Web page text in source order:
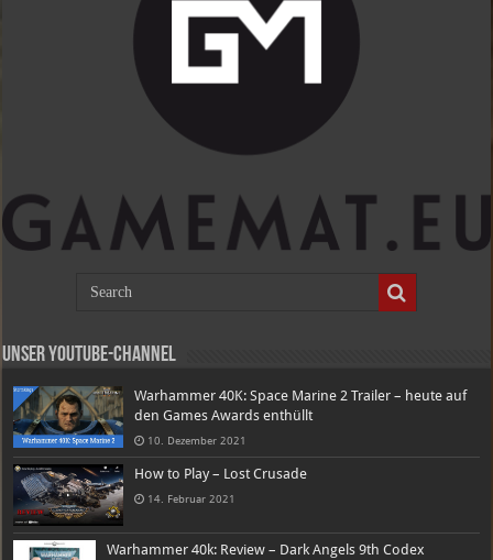
Unser Youtube-Channel
Warhammer 40K: Space Marine 2 Trailer – heute auf
den Games Awards enthüllt
10. Dezember 2021
How to Play – Lost Crusade
14. Februar 2021
Warhammer 40k: Review – Dark Angels 9th Codex